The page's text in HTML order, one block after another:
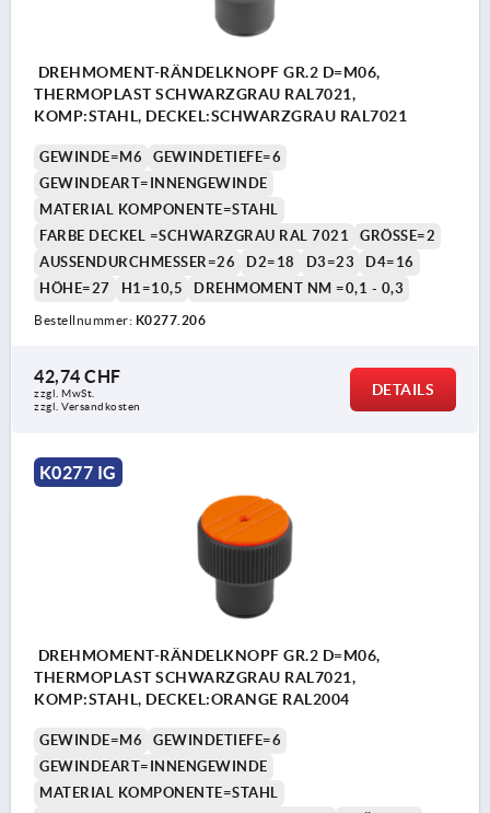
DREHMOMENT-RÄNDELKNOPF GR.2 D=M06,
THERMOPLAST SCHWARZGRAU RAL7021,
KOMP:STAHL, DECKEL:SCHWARZGRAU RAL7021
GEWINDE=M6
GEWINDETIEFE=6
GEWINDEART=INNENGEWINDE
MATERIAL KOMPONENTE=STAHL
FARBE DECKEL =SCHWARZGRAU RAL 7021
GRÖSSE=2
AUSSENDURCHMESSER=26
D2=18 D3=23
D4=16
HÖHE=27
H1=10,5 DREHMOMENT NM =0,1 - 0,3
Bestellnummer: K0277.206
42,74 CHF
zzgl. MwSt.
zzgl. Versandkosten
DETAILS
K0277 IG
DREHMOMENT-RÄNDELKNOPF GR.2 D=M06,
THERMOPLAST SCHWARZGRAU RAL7021,
KOMP:STAHL, DECKEL:ORANGE RAL2004
GEWINDE=M6
GEWINDETIEFE=6
GEWINDEART=INNENGEWINDE
MATERIAL KOMPONENTE=STAHL